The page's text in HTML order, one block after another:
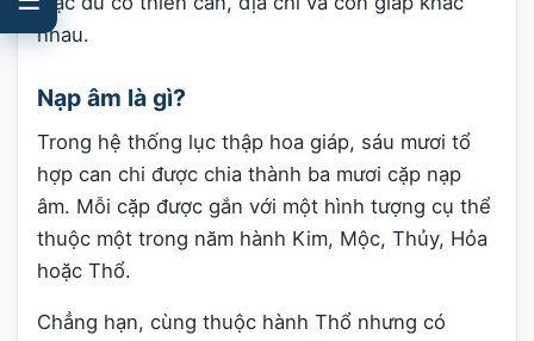
nhau.
Nạp âm là gì?
Trong hệ thống lục thập hoa giáp, sáu mươi tổ
hợp can chi được chia thành ba mươi cặp nạp
âm. Mỗi cặp được gắn với một hình tượng cụ thể
thuộc một trong năm hành Kim, Mộc, Thủy, Hỏa
hoặc Thổ.
Chẳng hạn, cùng thuộc hành Thổ nhưng có